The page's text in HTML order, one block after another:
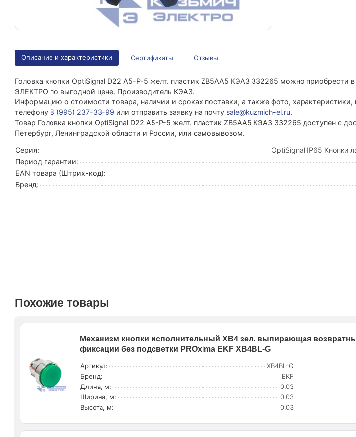
Описание и характеристики Сертификаты Отзывы
Головка кнопки OptiSignal D22 A5-P-5 желт. пластик ZB5AA5 КЭАЗ 332265 можно приобрести
ЭЛЕКТРО по выгодной цене. Производитель КЭАЗ.
Информацию о стоимости товара, наличии и сроках поставки, а также фото, характеристики,
телефону 8 (995) 237-33-99 или отправить заявку на почту sale@kuzmich-el.ru.
Товар Головка кнопки OptiSignal D22 A5-P-5 желт. пластик ZB5AA5 КЭАЗ 332265 доступен с
Петербург, Ленинградской области и России, или самовывозом.
Серия:
OptiSignal IP65 Кнопки
Период гарантии:
EAN товара (Штрих-код):
Бренд:
Похожие товары
Механизм кнопки исполнительный XB4 зел. выпирающая
фиксации без подсветки PROxima EKF XB4BL-G
Артикул:
XB4BL-G
Бренд:
EKF
Длина, м:
0.03
Ширина, м:
0.03
Высота, м:
0.03